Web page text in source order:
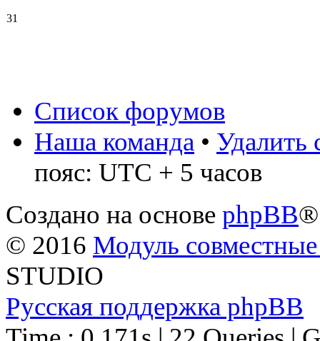
31
Список форумов
Наша команда • Удалить
пояс: UTC + 5 часов
Создано на основе phpBB®
© 2016 Модуль
STUDIO
Русская поддержка phpBB